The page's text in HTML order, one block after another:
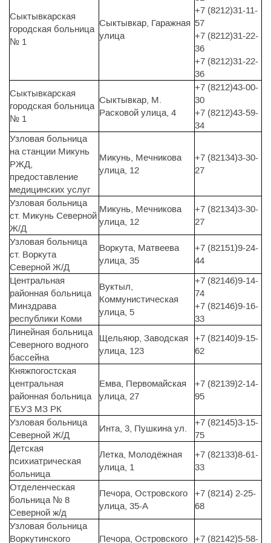
Сыктывкарская
городская больница
№ 1
Сыктывкар, Гаражная
улица
+7 (8212)31-11-
57
+7 (8212)31-22-
36
+7 (8212)31-22-
36
Сыктывкарская
городская больница
№ 1
Сыктывкар, М.
Расковой улица, 4
+7 (8212)43-00-
30
+7 (8212)43-59-
34
Узловая больница
на станции Микунь
РЖД,
предоставление
медицинских услуг
Микунь, Мечникова
улица, 12
+7 (82134)3-30-
27
Узловая больница
ст. Микунь Северной
Ж/Д
Микунь, Мечникова
улица, 12
+7 (82134)3-30-
27
Узловая больница
ст. Воркута
Северной Ж/Д
Воркута, Матвеева
улица, 35
+7 (82151)9-24-
44
Центральная
районная больница
Минздрава
республики Коми
Вуктыл,
Коммунистическая
улица, 5
+7 (82146)9-14-
74
+7 (82146)9-16-
33
Линейная больница
Северного водного
бассейна
Щельяюр, Заводская
улица, 123
+7 (82140)9-15-
62
Княжпогостская
центральная
районная больница
ГБУЗ МЗ РК
Емва, Первомайская
улица, 27
+7 (82139)2-14-
95
Узловая больница
Северной Ж/Д
Инта, 3, Пушкина ул.
+7 (82145)3-15-
75
Детская
психиатрическая
больница
Летка, Молодёжная
улица, 1
+7 (82133)8-61-
33
Отделенческая
больница № 8
Северной ж/д
Печора, Островского
улица, 35-А
+7 (8214) 2-25-
68
Узловая больница
Воркутинского
Печора, Островского +7 (82142)5-58-